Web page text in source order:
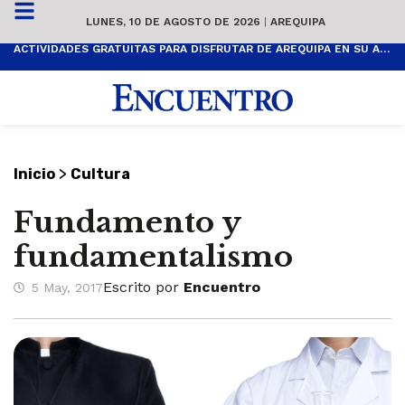
LUNES, 10 DE AGOSTO DE 2026 | AREQUIPA
ACTIVIDADES GRATUITAS PARA DISFRUTAR DE AREQUIPA EN SU ANIVERSARIO
Inicio > Cultura
Fundamento y
fundamentalismo
5 May, 2017Escrito por Encuentro